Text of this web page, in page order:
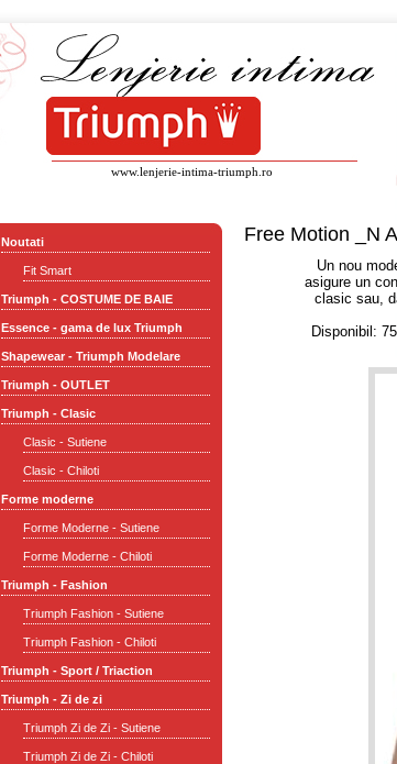
www.lenjerie-intima-triumph.ro
Noutati
Fit Smart
Triumph - COSTUME DE BAIE
Essence - gama de lux Triumph
Shapewear - Triumph Modelare
Triumph - OUTLET
Triumph - Clasic
Clasic - Sutiene
Clasic - Chiloti
Forme moderne
Forme Moderne - Sutiene
Forme Moderne - Chiloti
Triumph - Fashion
Triumph Fashion - Sutiene
Triumph Fashion - Chiloti
Triumph - Sport / Triaction
Triumph - Zi de zi
Triumph Zi de Zi - Sutiene
Triumph Zi de Zi - Chiloti
Free Motion _N
Un nou
asigure un
clasic sau,
Disponibil: